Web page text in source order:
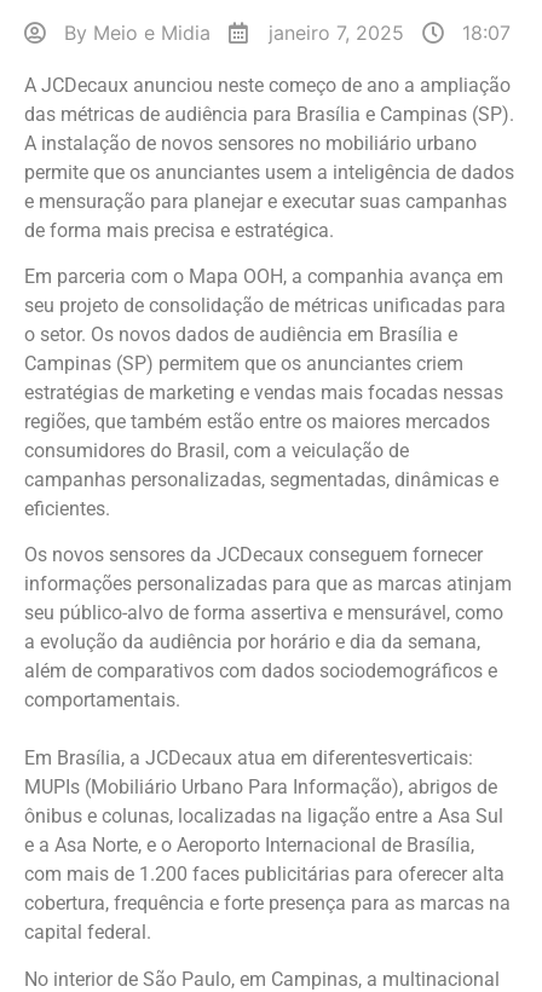
By Meio e Midia janeiro 7, 2025 18:07
A JCDecaux anunciou neste começo de ano a ampliação
das métricas de audiência para Brasília e Campinas (SP).
A instalação de novos sensores no mobiliário urbano
permite que os anunciantes usem a inteligência de dados
e mensuração para planejar e executar suas campanhas
de forma mais precisa e estratégica.
Em parceria com o Mapa OOH, a companhia avança em
seu projeto de consolidação de métricas unificadas para
o setor. Os novos dados de audiência em Brasília e
Campinas (SP) permitem que os anunciantes criem
estratégias de marketing e vendas mais focadas nessas
regiões, que também estão entre os maiores mercados
consumidores do Brasil, com a veiculação de
campanhas personalizadas, segmentadas, dinâmicas e
eficientes.
Os novos sensores da JCDecaux conseguem fornecer
informações personalizadas para que as marcas atinjam
seu público-alvo de forma assertiva e mensurável, como
a evolução da audiência por horário e dia da semana,
além de comparativos com dados sociodemográficos e
comportamentais.
Em Brasília, a JCDecaux atua em diferentesverticais:
MUPIs (Mobiliário Urbano Para Informação), abrigos de
ônibus e colunas, localizadas na ligação entre a Asa Sul
e a Asa Norte, e o Aeroporto Internacional de Brasília,
com mais de 1.200 faces publicitárias para oferecer alta
cobertura, frequência e forte presença para as marcas na
capital federal.
No interior de São Paulo, em Campinas, a multinacional